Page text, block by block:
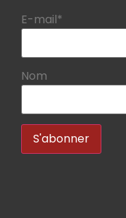
E-mail*
Nom